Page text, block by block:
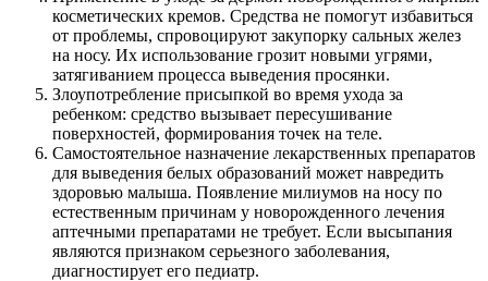
косметических кремов. Средства не помогут избавиться
от проблемы, спровоцируют закупорку сальных желез
на носу. Их использование грозит новыми угрями,
затягиванием процесса выведения просянки.
Злоупотребление присыпкой во время ухода за
ребенком: средство вызывает пересушивание
поверхностей, формирования точек на теле.
Самостоятельное назначение лекарственных препаратов
для выведения белых образований может навредить
здоровью малыша. Появление милиумов на носу по
естественным причинам у новорожденного лечения
аптечными препаратами не требует. Если высыпания
являются признаком серьезного заболевания,
диагностирует его педиатр.